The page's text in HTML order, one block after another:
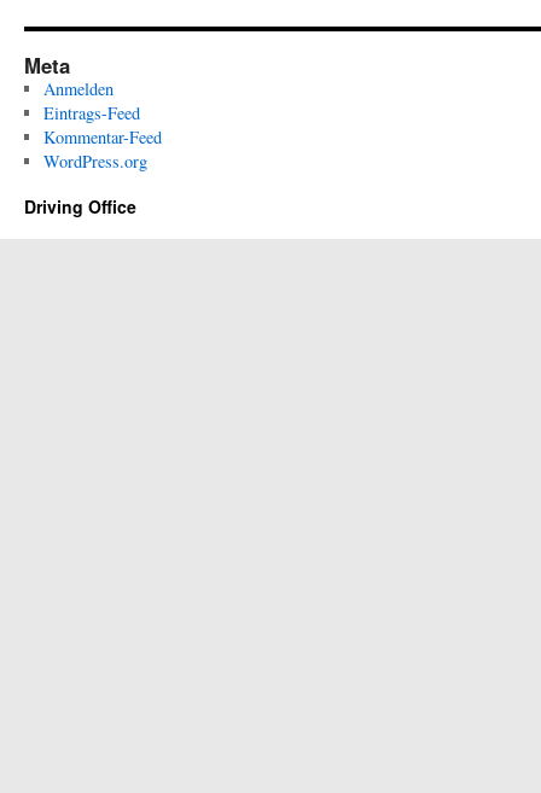
Meta
Anmelden
Eintrags-Feed
Kommentar-Feed
WordPress.org
Driving Office